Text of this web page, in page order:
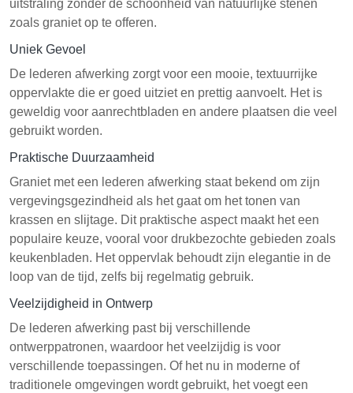
uitstraling zonder de schoonheid van natuurlijke stenen
zoals graniet op te offeren.
Uniek Gevoel
De lederen afwerking zorgt voor een mooie, textuurrijke
oppervlakte die er goed uitziet en prettig aanvoelt. Het is
geweldig voor aanrechtbladen en andere plaatsen die veel
gebruikt worden.
Praktische Duurzaamheid
Graniet met een lederen afwerking staat bekend om zijn
vergevingsgezindheid als het gaat om het tonen van
krassen en slijtage. Dit praktische aspect maakt het een
populaire keuze, vooral voor drukbezochte gebieden zoals
keukenbladen. Het oppervlak behoudt zijn elegantie in de
loop van de tijd, zelfs bij regelmatig gebruik.
Veelzijdigheid in Ontwerp
De lederen afwerking past bij verschillende
ontwerppatronen, waardoor het veelzijdig is voor
verschillende toepassingen. Of het nu in moderne of
traditionele omgevingen wordt gebruikt, het voegt een